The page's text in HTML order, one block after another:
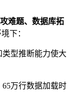
难题、数据库拓
下：
类型推断能力使大
65万行数据加载时